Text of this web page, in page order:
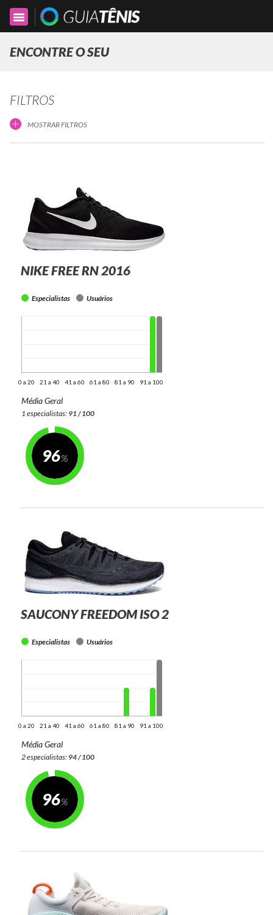
Toggle
navigation
ENCONTRE O SEU
FILTROS
MOSTRAR FILTROS
NIKE FREE RN 2016
Especialistas Usuários
0 a 20 21 a 40 41 a 60 61 a 80 81 a 90 91 a 100
Média Geral
1 especialistas: 91 / 100
96
SAUCONY FREEDOM ISO 2
Especialistas Usuários
0 a 20 21 a 40 41 a 60 61 a 80 81 a 90 91 a 100
Média Geral
2 especialistas: 94 / 100
96